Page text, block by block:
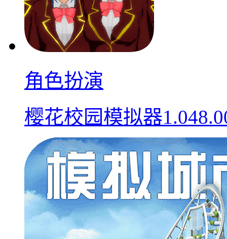
角色扮演
樱花校园模拟器